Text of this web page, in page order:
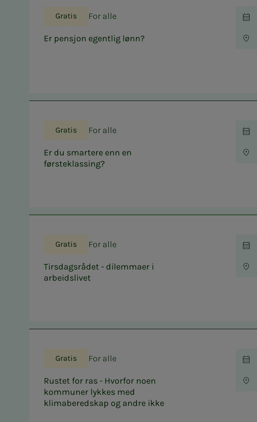
Gratis For alle
Er pensjon egentlig lønn?
Tid
Sted
Gratis For alle
Er du smartere enn en
førsteklassing?
Tid
Sted
Gratis For alle
Tirsdagsrådet - dilemmaer i
arbeidslivet
Tid
Sted
Gratis For alle
Rustet for ras - Hvorfor noen
kommuner lykkes med
klimaberedskap og andre ikke
Tid
Sted